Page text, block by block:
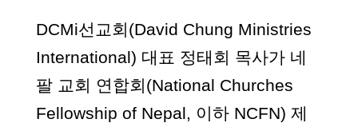
DCMi선교회(David Chung Ministries
International) 대표 정태회 목사가 네
팔 교회 연합회(National Churches
Fellowship of Nepal, 이하 NCFN) 제